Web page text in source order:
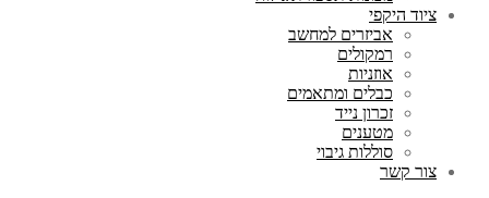
ציוד היקפי
אביזרים למחשב
רמקולים
אוזניות
כבלים ומתאמים
זכרון נייד
מטענים
סוללות גיבוי
צור קשר